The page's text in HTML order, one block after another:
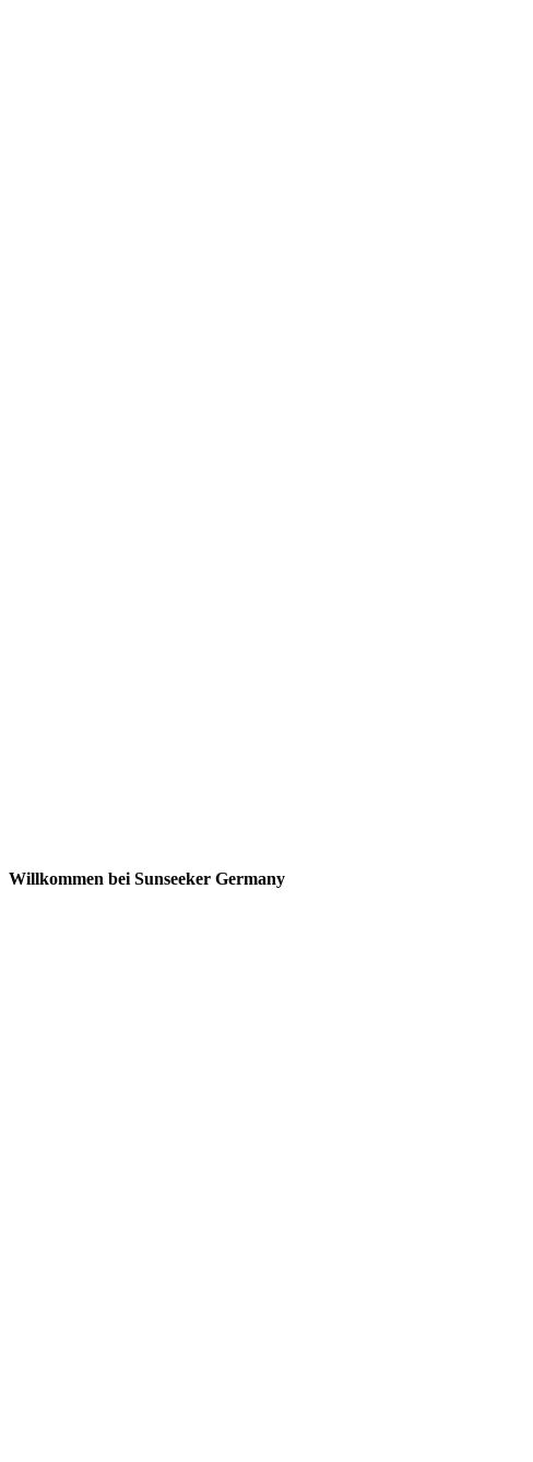
Willkommen bei Sunseeker Germany